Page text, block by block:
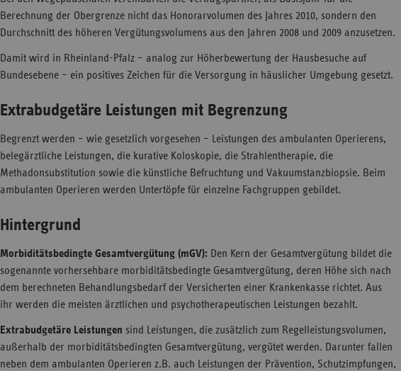
Berechnung der Obergrenze nicht das Honorarvolumen des Jahres 2010, sondern den
Durchschnitt des höheren Vergütungsvolumens aus den Jahren 2008 und 2009 anzusetzen.
Damit wird in Rheinland-Pfalz – analog zur Höherbewertung der Hausbesuche auf
Bundesebene – ein positives Zeichen für die Versorgung in häuslicher Umgebung gesetzt.
Extrabudgetäre Leistungen mit Begrenzung
Begrenzt werden – wie gesetzlich vorgesehen – Leistungen des ambulanten Operierens,
belegärztliche Leistungen, die kurative Koloskopie, die Strahlentherapie, die
Methadonsubstitution sowie die künstliche Befruchtung und Vakuumstanzbiopsie. Beim
ambulanten Operieren werden Untertöpfe für einzelne Fachgruppen gebildet.
Hintergrund
Morbiditätsbedingte Gesamtvergütung (mGV): Den Kern der Gesamtvergütung bildet die
sogenannte vorhersehbare morbiditätsbedingte Gesamtvergütung, deren Höhe sich nach
dem berechneten Behandlungsbedarf der Versicherten einer Krankenkasse richtet. Aus
ihr werden die meisten ärztlichen und psychotherapeutischen Leistungen bezahlt.
Extrabudgetäre Leistungen sind Leistungen, die zusätzlich zum Regelleistungsvolumen,
außerhalb der morbiditätsbedingten Gesamtvergütung, vergütet werden. Darunter fallen
neben dem ambulanten Operieren z.B. auch Leistungen der Prävention, Schutzimpfungen,